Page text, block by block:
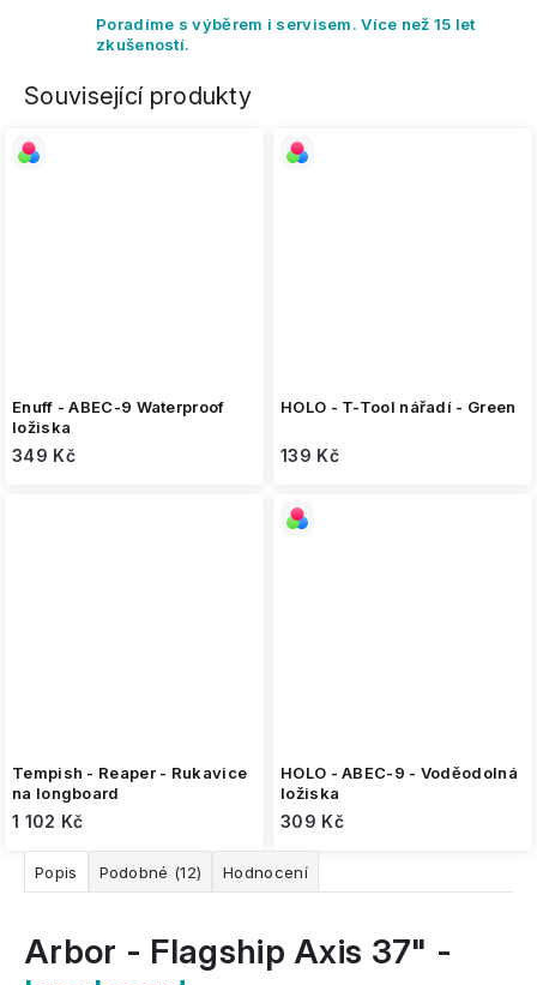
Poradíme s výběrem i servisem. Více než 15 let
zkušeností.
Související produkty
Enuff - ABEC-9 Waterproof
ložiska
349 Kč
HOLO - T-Tool nářadí - Green
139 Kč
Tempish - Reaper - Rukavice
na longboard
1 102 Kč
HOLO - ABEC-9 - Voděodolná
ložiska
309 Kč
Popis Podobné (12) Hodnocení
Arbor - Flagship Axis 37" -